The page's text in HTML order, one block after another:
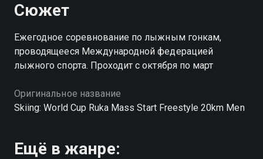
Сюжет
Ежегодное соревнование по лыжным гонкам,
проводящееся Международной федерацией
лыжного спорта. Проходит с октября по март
Оригинальное название
Skiing: World Cup Ruka Mass Start Freestyle 20km Men
Ещё в жанре: